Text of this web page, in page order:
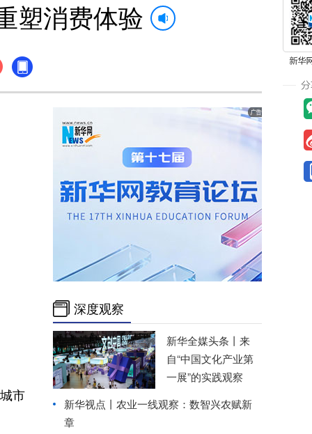
塑消费体验
市
深度观察
新华全媒头条丨 来
自“中国文化产业第
一展”的实践观察
新华视点丨 农业一线观察：数智兴农赋新
章